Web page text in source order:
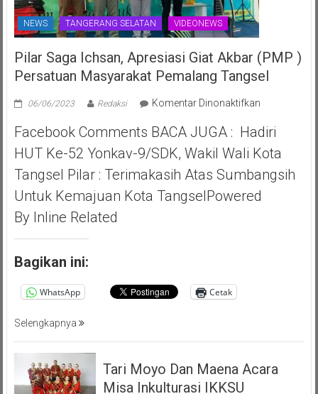
NEWS TANGERANG SELATAN VIDEONEWS
Pilar Saga Ichsan, Apresiasi Giat Akbar (PMP )
Persatuan Masyarakat Pemalang Tangsel
06/06/2023 Redaksi Komentar Dinonaktifkanpada
Saga
Ichsan,
Apresiasi
Giat
Akbar
Facebook Comments BACA JUGA : Hadiri
HUT Ke-52 Yonkav-9/SDK, Wakil Wali Kota
Tangsel Pilar : Terimakasih Atas Sumbangsih
Untuk Kemajuan Kota TangselPowered
By Inline Related
Bagikan ini:
WhatsApp Cetak
Selengkapnya
Tari Moyo Dan Maena Acara
Misa Inkulturasi IKKSU